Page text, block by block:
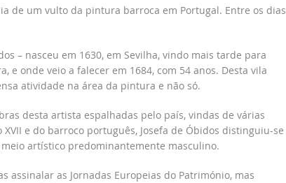
de um vulto da pintura barroca em Portugal. Entre os dias
– nasceu em 1630, em Sevilha, vindo mais tarde para
e onde veio a falecer em 1684, com 54 anos. Desta vila
atividade na área da pintura e não só.
desta artista espalhadas pelo país, vindas de várias
e do barroco português, Josefa de Óbidos distinguiu-se
artístico predominantemente masculino.
assinalar as Jornadas Europeias do Património, mas